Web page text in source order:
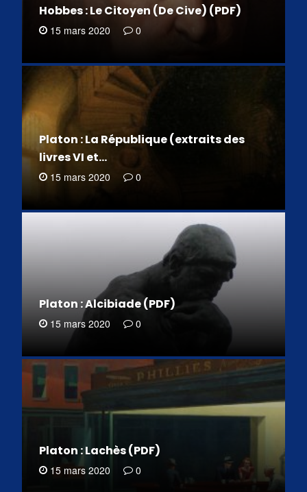
Hobbes : Le Citoyen (De Cive) (PDF)
15 mars 2020 0
Platon : La République (extraits des
livres VI et…
15 mars 2020 0
Platon : Alcibiade (PDF)
15 mars 2020 0
Platon : Lachès (PDF)
15 mars 2020 0